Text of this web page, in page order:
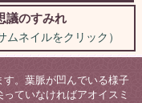
議のすみれ
ムネイルをクリック）
。葉脈が凹んでいる様子
ていなければアオイスミ